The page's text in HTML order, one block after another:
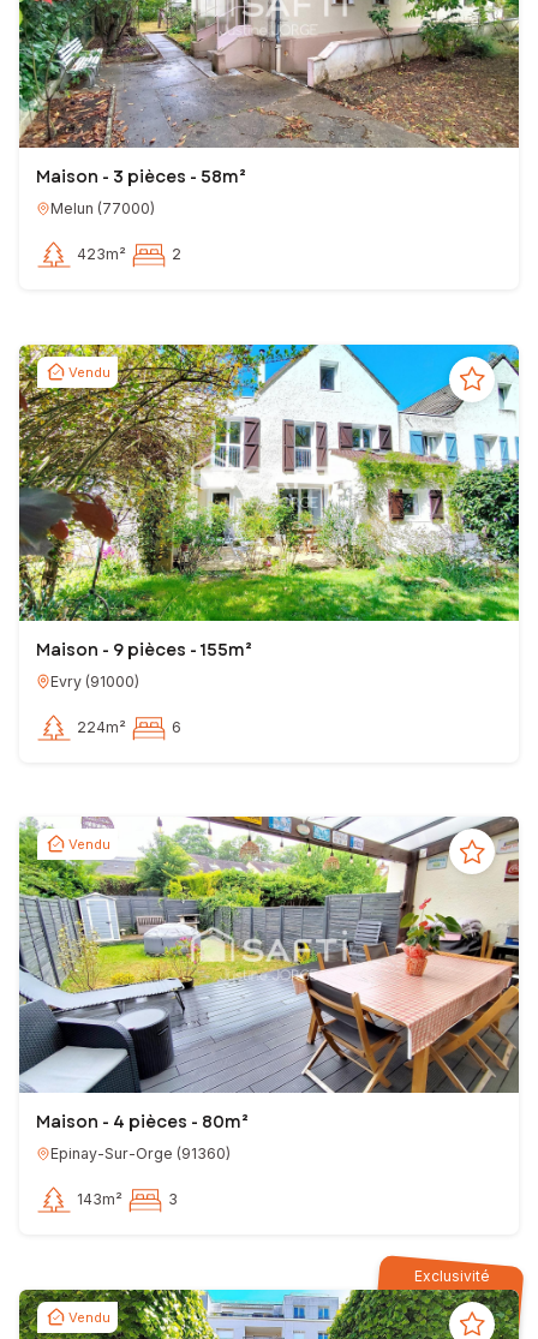
Maison - 3 pièces - 58m²
Melun (77000)
423m² 2
Vendu
Maison - 9 pièces - 155m²
Evry (91000)
224m² 6
Vendu
Maison - 4 pièces - 80m²
Epinay-Sur-Orge (91360)
143m² 3
Exclusivité
Vendu